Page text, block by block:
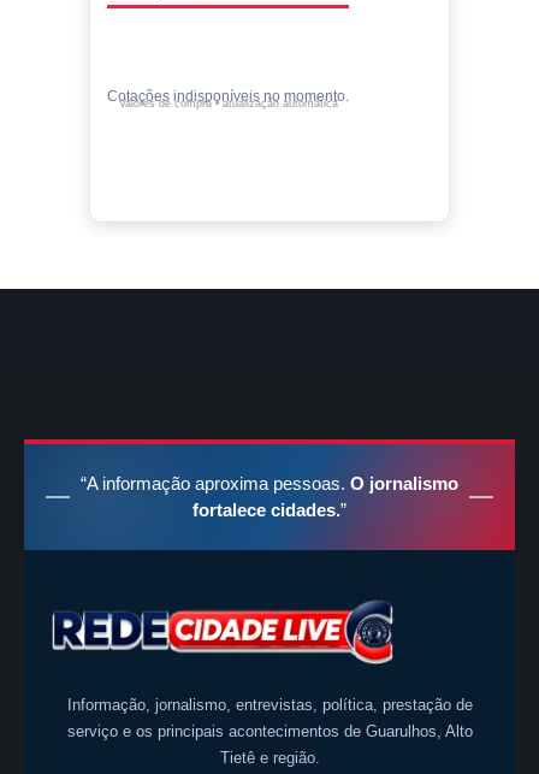
Cotações indisponíveis no momento.
Valores de compra • atualização automática
“A informação aproxima pessoas. O jornalismo
fortalece cidades.”
Informação, jornalismo, entrevistas, política, prestação de
serviço e os principais acontecimentos de Guarulhos, Alto
Tietê e região.